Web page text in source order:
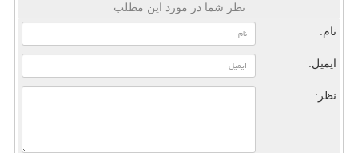
نظر شما در مورد این مطلب
نام:
ایمیل:
نظر: